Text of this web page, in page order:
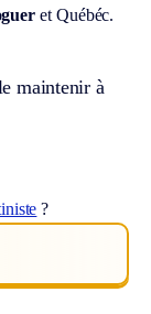
et Québéc.
maintenir à
?